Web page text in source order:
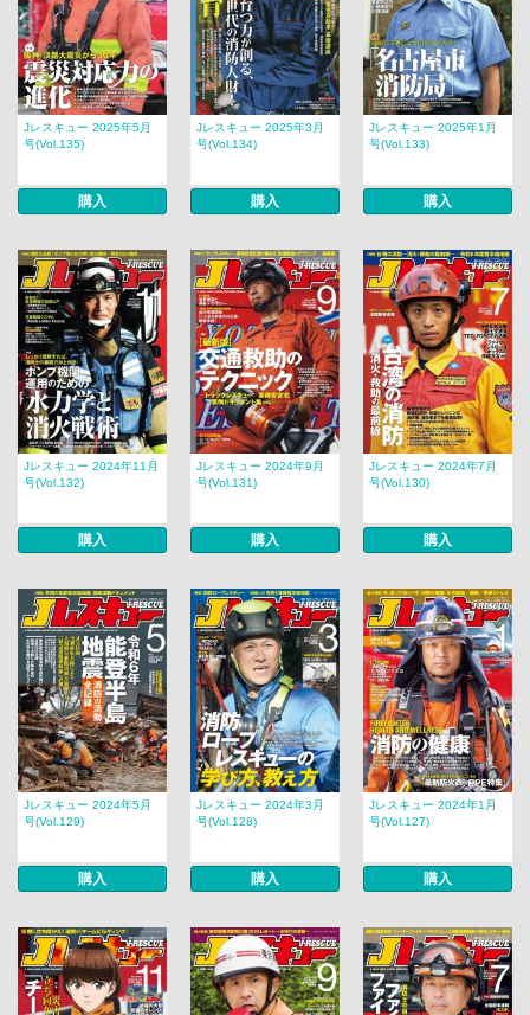
Jレスキュー 2025年5月
号(Vol.135)
購入
Jレスキュー 2025年3月
号(Vol.134)
購入
Jレスキュー 2025年1月
号(Vol.133)
購入
Jレスキュー 2024年11月
号(Vol.132)
購入
Jレスキュー 2024年9月
号(Vol.131)
購入
Jレスキュー 2024年7月
号(Vol.130)
購入
Jレスキュー 2024年5月
号(Vol.129)
購入
Jレスキュー 2024年3月
号(Vol.128)
購入
Jレスキュー 2024年1月
号(Vol.127)
購入